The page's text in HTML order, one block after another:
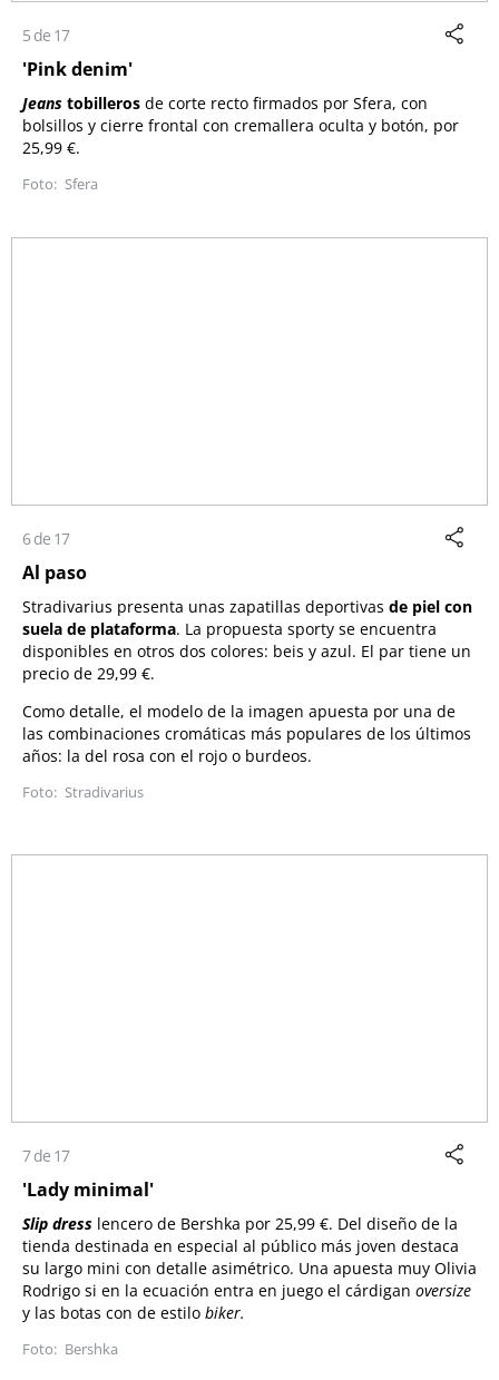
5 de 17
'Pink denim'
Jeans tobilleros de corte recto firmados por Sfera, con
bolsillos y cierre frontal con cremallera oculta y botón, por
25,99 €.
Sfera
6 de 17
Al paso
Stradivarius presenta unas zapatillas deportivas de piel con
suela de plataforma. La propuesta sporty se encuentra
disponibles en otros dos colores: beis y azul. El par tiene un
precio de 29,99 €.
Como detalle, el modelo de la imagen apuesta por una de
las combinaciones cromáticas más populares de los últimos
años: la del rosa con el rojo o burdeos.
Stradivarius
7 de 17
'Lady minimal'
Slip dress lencero de Bershka por 25,99 €. Del diseño de la
tienda destinada en especial al público más joven destaca
su largo mini con detalle asimétrico. Una apuesta muy Olivia
Rodrigo si en la ecuación entra en juego el cárdigan oversize
y las botas con de estilo biker.
Bershka